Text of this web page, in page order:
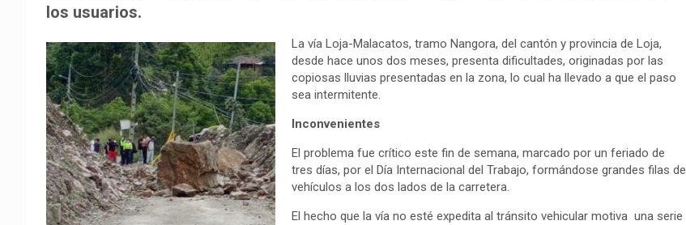
b
o
k
s
p
p
a
m
n
k
t
i
r
los usuarios.
La vía Loja-Malacatos, tramo Nangora, del cantón y provincia de Loja,
desde hace unos dos meses, presenta dificultades, originadas por las
copiosas lluvias presentadas en la zona, lo cual ha llevado a que el paso
sea intermitente.
Inconvenientes
El problema fue crítico este fin de semana, marcado por un feriado de
tres días, por el Día Internacional del Trabajo, formándose grandes filas de
vehículos a los dos lados de la carretera.
El hecho que la vía no esté expedita al tránsito vehicular motiva una serie